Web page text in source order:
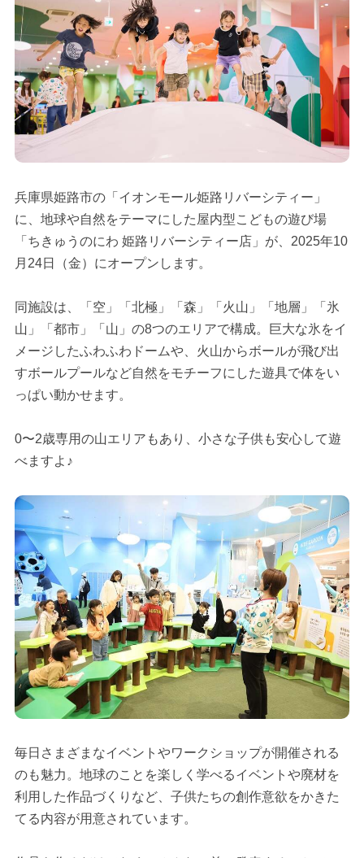
兵庫県姫路市の「イオンモール姫路リバーシティー」
に、地球や自然をテーマにした屋内型こどもの遊び場
「ちきゅうのにわ 姫路リバーシティー店」が、2025年10
月24日（金）にオープンします。
同施設は、「空」「北極」「森」「火山」「地層」「氷
山」「都市」「山」の8つのエリアで構成。巨大な氷をイ
メージしたふわふわドームや、火山からボールが飛び出
すボールプールなど自然をモチーフにした遊具で体をい
っぱい動かせます。
0〜2歳専用の山エリアもあり、小さな子供も安心して遊
べますよ♪
毎日さまざまなイベントやワークショップが開催される
のも魅力。地球のことを楽しく学べるイベントや廃材を
利用した作品づくりなど、子供たちの創作意欲をかきた
てる内容が用意されています。